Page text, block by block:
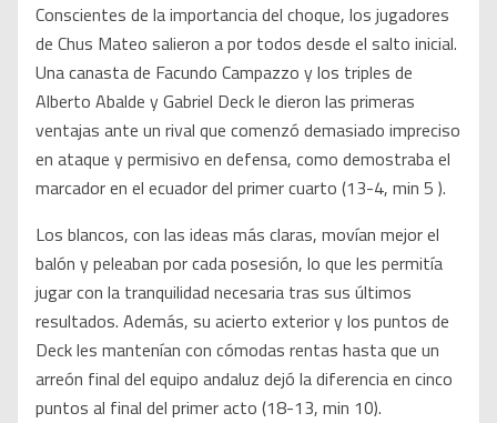
Conscientes de la importancia del choque, los jugadores
de Chus Mateo salieron a por todos desde el salto inicial.
Una canasta de Facundo Campazzo y los triples de
Alberto Abalde y Gabriel Deck le dieron las primeras
ventajas ante un rival que comenzó demasiado impreciso
en ataque y permisivo en defensa, como demostraba el
marcador en el ecuador del primer cuarto (13-4, min 5 ).
Los blancos, con las ideas más claras, movían mejor el
balón y peleaban por cada posesión, lo que les permitía
jugar con la tranquilidad necesaria tras sus últimos
resultados. Además, su acierto exterior y los puntos de
Deck les mantenían con cómodas rentas hasta que un
arreón final del equipo andaluz dejó la diferencia en cinco
puntos al final del primer acto (18-13, min 10).